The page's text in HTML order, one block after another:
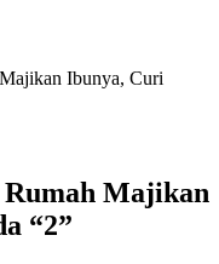
Ibunya, Curi
Majikan
“2”